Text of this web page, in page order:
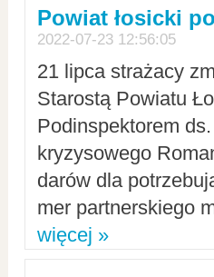
Powiat łosicki
2022-07-23 12:56:05
21 lipca strażacy
Starostą Powiatu
Podinspektorem
kryzysowego
darów dla
mer partnerskiego
więcej »